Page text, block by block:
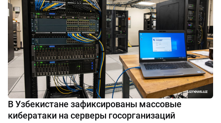
В Узбекистане зафиксированы массовые
кибератаки на серверы госорганизаций